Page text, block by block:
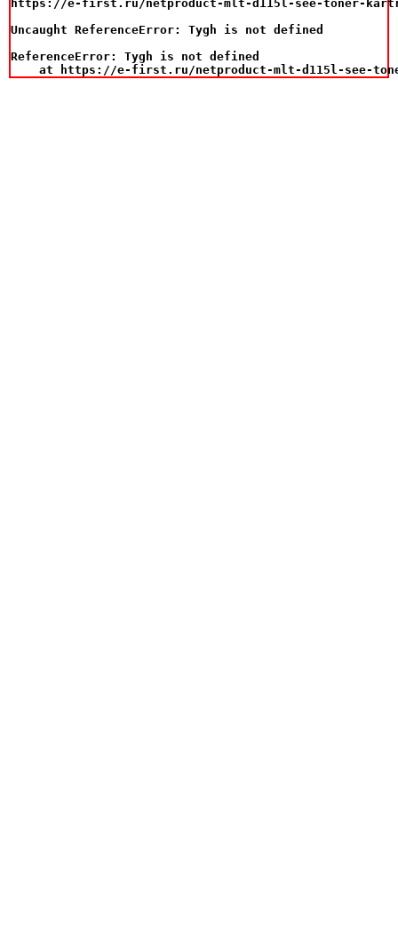
https://e-first.ru/netproduct-mlt-d115l-see-toner-
Uncaught ReferenceError: Tygh is not defined
ReferenceError: Tygh is not defined
at https://e-first.ru/netproduct-mlt-d115l-see-